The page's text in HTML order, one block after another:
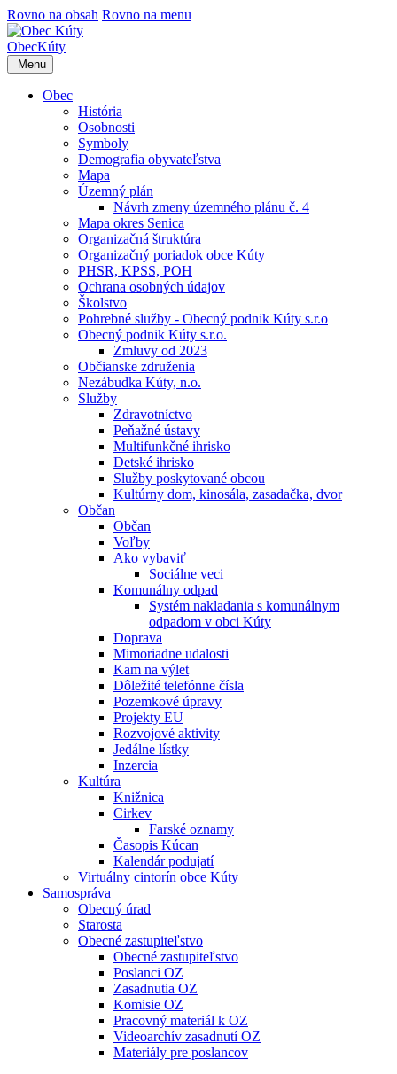
Rovno na obsah Rovno na menu
ObecKúty
Menu
Obec
História
Osobnosti
Symboly
Demografia obyvateľstva
Mapa
Územný plán
Návrh zmeny územného plánu č. 4
Mapa okres Senica
Organizačná štruktúra
Organizačný poriadok obce Kúty
PHSR, KPSS, POH
Ochrana osobných údajov
Školstvo
Pohrebné služby - Obecný podnik Kúty s.r.o
Obecný podnik Kúty s.r.o.
Zmluvy od 2023
Občianske združenia
Nezábudka Kúty, n.o.
Služby
Zdravotníctvo
Peňažné ústavy
Multifunkčné ihrisko
Detské ihrisko
Služby poskytované obcou
Kultúrny dom, kinosála, zasadačka, dvor
Občan
Občan
Voľby
Ako vybaviť
Sociálne veci
Komunálny odpad
Systém nakladania s komunálnym
odpadom v obci Kúty
Doprava
Mimoriadne udalosti
Kam na výlet
Dôležité telefónne čísla
Pozemkové úpravy
Projekty EU
Rozvojové aktivity
Jedálne lístky
Inzercia
Kultúra
Knižnica
Cirkev
Farské oznamy
Časopis Kúcan
Kalendár podujatí
Virtuálny cintorín obce Kúty
Samospráva
Obecný úrad
Starosta
Obecné zastupiteľstvo
Obecné zastupiteľstvo
Poslanci OZ
Zasadnutia OZ
Komisie OZ
Pracovný materiál k OZ
Videoarchív zasadnutí OZ
Materiály pre poslancov